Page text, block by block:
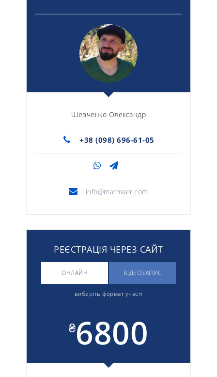
Шевченко Олександр
+38 (098) 696-61-05
info@marmaer.com
РЕЄСТРАЦІЯ ЧЕРЕЗ САЙТ
ОНЛАЙН ВІДЕОЗАПИС
виберіть формат участі
₴6800